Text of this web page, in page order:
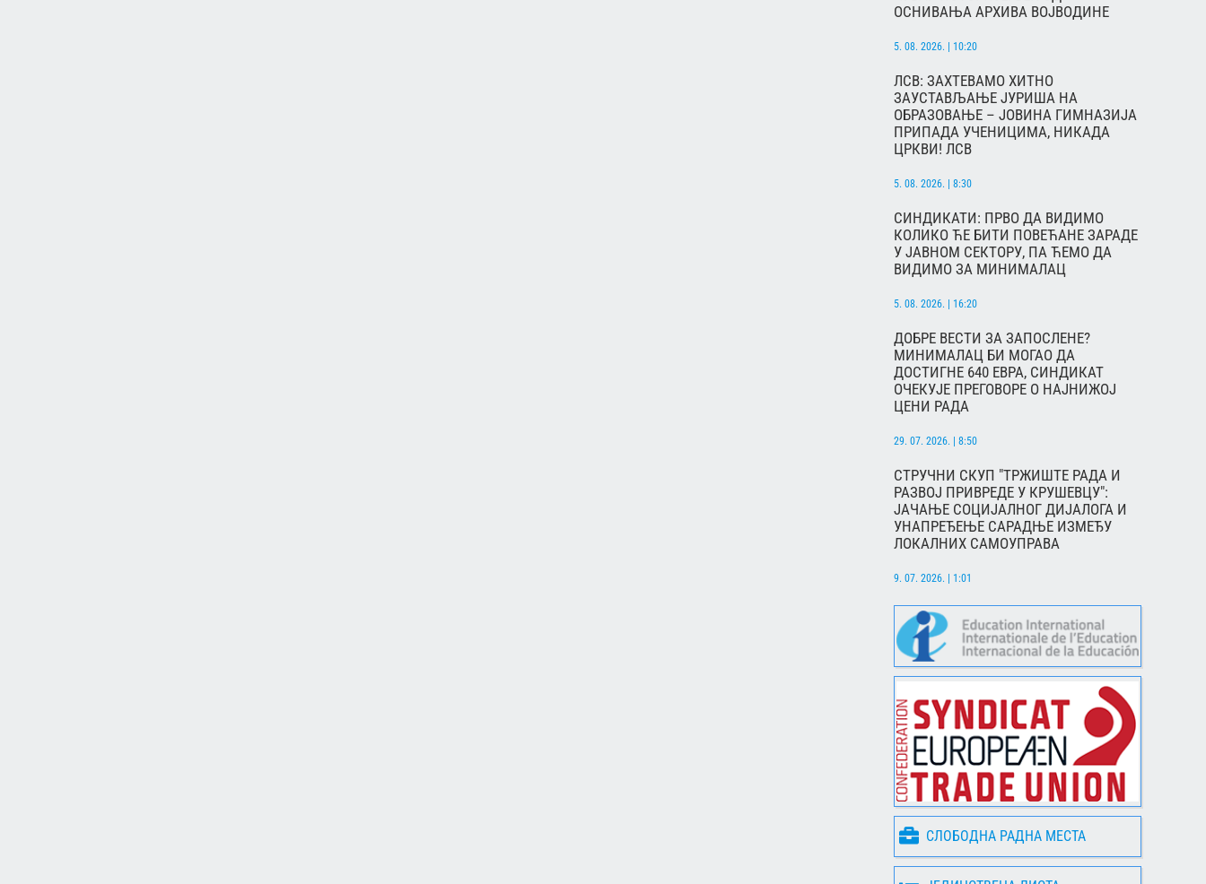
ОСНИВАЊА АРХИВА ВОЈВОДИНЕ
5. 08. 2026. | 10:20
ЛСВ: ЗАХТЕВАМО ХИТНО
ЗАУСТАВЉАЊЕ ЈУРИША НА
ОБРАЗОВАЊЕ – ЈОВИНА ГИМНАЗИЈА
ПРИПАДА УЧЕНИЦИМА, НИКАДА
ЦРКВИ! ЛСВ
5. 08. 2026. | 8:30
СИНДИКАТИ: ПРВО ДА ВИДИМО
КОЛИКО ЋЕ БИТИ ПОВЕЋАНЕ ЗАРАДЕ
У ЈАВНОМ СЕКТОРУ, ПА ЋЕМО ДА
ВИДИМО ЗА МИНИМАЛАЦ
5. 08. 2026. | 16:20
ДОБРЕ ВЕСТИ ЗА ЗАПОСЛЕНЕ?
МИНИМАЛАЦ БИ МОГАО ДА
ДОСТИГНЕ 640 ЕВРА, СИНДИКАТ
ОЧЕКУЈЕ ПРЕГОВОРЕ О НАЈНИЖОЈ
ЦЕНИ РАДА
29. 07. 2026. | 8:50
СТРУЧНИ СКУП "ТРЖИШТЕ РАДА И
РАЗВОЈ ПРИВРЕДЕ У КРУШЕВЦУ":
ЈАЧАЊЕ СОЦИЈАЛНОГ ДИЈАЛОГА И
УНАПРЕЂЕЊЕ САРАДЊЕ ИЗМЕЂУ
ЛОКАЛНИХ САМОУПРАВА
9. 07. 2026. | 1:01
СЛОБОДНА РАДНА МЕСТА